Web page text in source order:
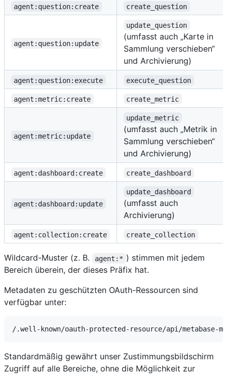
agent:question:create create_question
agent:question:update
update_question
(umfasst auch „Karte in
Sammlung verschieben“
und Archivierung)
agent:question:execute execute_question
agent:metric:create create_metric
agent:metric:update
update_metric
(umfasst auch „Metrik in
Sammlung verschieben“
und Archivierung)
agent:dashboard:create create_dashboard
agent:dashboard:update
update_dashboard
(umfasst auch
Archivierung)
agent:collection:create create_collection
Wildcard-Muster (z. B. agent:* ) stimmen mit jedem
Bereich überein, der dieses Präfix hat.
Metadaten zu geschützten OAuth-Ressourcen sind
verfügbar unter:
Standardmäßig gewährt unser Zustimmungsbildschirm
Zugriff auf alle Bereiche, ohne die Möglichkeit zur